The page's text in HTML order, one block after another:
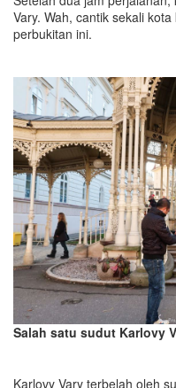
Vary. Wah, cantik sekali
perbukitan ini.
Salah satu sudut Karlovy
Karlovy Vary terbelah oleh